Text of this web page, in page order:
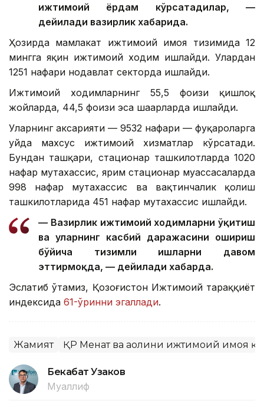
ижтимоий ёрдам кўрсатадилар, —
дейилади вазирлик хабарида.
Ҳозирда мамлакат ижтимоий ҳимоя тизимида 12
мингга яқин ижтимоий ходим ишлайди. Улардан
1251 нафари нодавлат секторда ишлайди.
Ижтимоий ходимларнинг 55,5 фоизи қишлоқ
жойларда, 44,5 фоизи эса шаҳарларда ишлайди.
Уларнинг аксарияти — 9532 нафари — фуқароларга
уйда махсус ижтимоий хизматлар кўрсатади.
Бундан ташқари, стационар ташкилотларда 1020
нафар мутахассис, ярим стационар муассасаларда
998 нафар мутахассис ва вақтинчалик қолиш
ташкилотларида 451 нафар мутахассис ишлайди.
— Вазирлик ижтимоий ходимларни ўқитиш
ва уларнинг касбий даражасини ошириш
бўйича тизимли ишларни давом
эттирмоқда, — дейилади хабарда.
Эслатиб ўтамиз, Қозоғистон Ижтимоий тараққиёт
индексида 61-ўринни эгаллади.
Жамият ҚР Меҳнат ва аҳолини ижтимоий ҳимоя
Бекабат Узаков
Муаллиф